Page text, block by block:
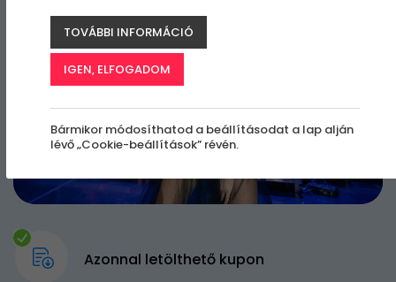
Azonnal letölthető kupon
TOVÁBBI INFORMÁCIÓ
IGEN, ELFOGADOM
Bármikor módosíthatod a beállításodat a lap alján
lévő „Cookie-beállítások” révén.